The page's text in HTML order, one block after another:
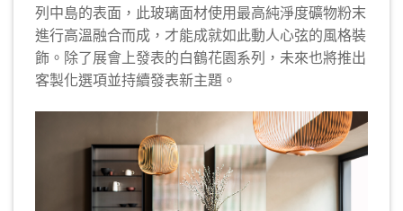
列中島的表面，此玻璃面材使用最高純淨度礦物粉末
進行高溫融合而成，才能成就如此動人心弦的風格裝
飾。除了展會上發表的白鶴花園系列，未來也將推出
客製化選項並持續發表新主題。